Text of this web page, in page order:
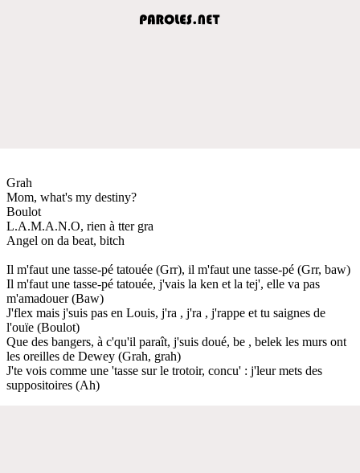
Grah
Mom, what's my destiny?
Boulot
L.A.M.A.N.O, rien à tter gra
Angel on da beat, bitch
Il m'faut une tasse-pé tatouée (Grr), il m'faut une tasse-pé (Grr, baw)
Il m'faut une tasse-pé tatouée, j'vais la ken et la tej', elle va pas
m'amadouer (Baw)
J'flex mais j'suis pas en Louis, j'ra , j'ra , j'rappe et tu saignes de
l'ouïe (Boulot)
Que des bangers, à c'qu'il paraît, j'suis doué, be , belek les murs ont
les oreilles de Dewey (Grah, grah)
J'te vois comme une 'tasse sur le trotoir, concu' : j'leur mets des
suppositoires (Ah)